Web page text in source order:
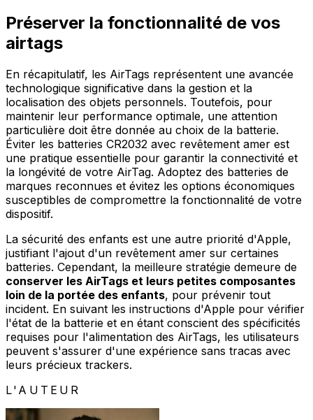
Préserver la fonctionnalité de vos
airtags
En récapitulatif, les AirTags représentent une avancée
technologique significative dans la gestion et la
localisation des objets personnels. Toutefois, pour
maintenir leur performance optimale, une attention
particulière doit être donnée au choix de la batterie.
Éviter les batteries CR2032 avec revêtement amer est
une pratique essentielle pour garantir la connectivité et
la longévité de votre AirTag. Adoptez des batteries de
marques reconnues et évitez les options économiques
susceptibles de compromettre la fonctionnalité de votre
dispositif.
La sécurité des enfants est une autre priorité d'Apple,
justifiant l'ajout d'un revêtement amer sur certaines
batteries. Cependant, la meilleure stratégie demeure de
conserver les AirTags et leurs petites composantes
loin de la portée des enfants, pour prévenir tout
incident. En suivant les instructions d'Apple pour vérifier
l'état de la batterie et en étant conscient des spécificités
requises pour l'alimentation des AirTags, les utilisateurs
peuvent s'assurer d'une expérience sans tracas avec
leurs précieux trackers.
L'AUTEUR